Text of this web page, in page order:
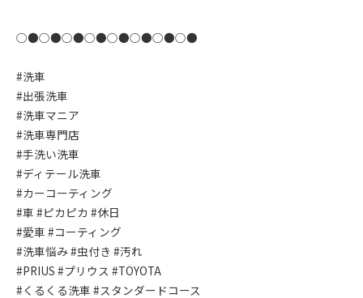
○●○●○●○●○●○●○●○●
#洗車
#出張洗車
#洗車マニア
#洗車専門店
#手洗い洗車
#ディテール洗車
#カーコーティング
#車 #ピカピカ #休日
#愛車 #コーティング
#洗車悩み #虫付き #汚れ
#PRIUS #プリウス #TOYOTA
#くるくる洗車 #スタンダードコース